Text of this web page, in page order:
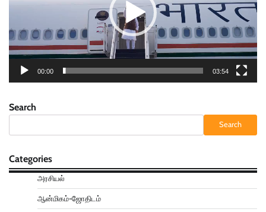
00:00 03:54
Search
Search
Categories
அரசியல்
ஆன்மிகம்-ஜோதிடம்